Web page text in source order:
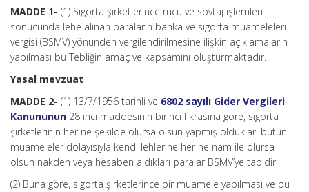
MADDE 1- (1) Sigorta şirketlerince rücu ve sovtaj işlemleri
sonucunda lehe alınan paraların banka ve sigorta muameleleri
vergisi (BSMV) yönünden vergilendirilmesine ilişkin açıklamaların
yapılması bu Tebliğin amaç ve kapsamını oluşturmaktadır.
Yasal mevzuat
MADDE 2- (1) 13/7/1956 tarihli ve 6802 sayılı Gider Vergileri
Kanununun 28 inci maddesinin birinci fıkrasına göre, sigorta
şirketlerinin her ne şekilde olursa olsun yapmış oldukları bütün
muameleler dolayısıyla kendi lehlerine her ne nam ile olursa
olsun nakden veya hesaben aldıkları paralar BSMV’ye tabidir.
(2) Buna göre, sigorta şirketlerince bir muamele yapılması ve bu